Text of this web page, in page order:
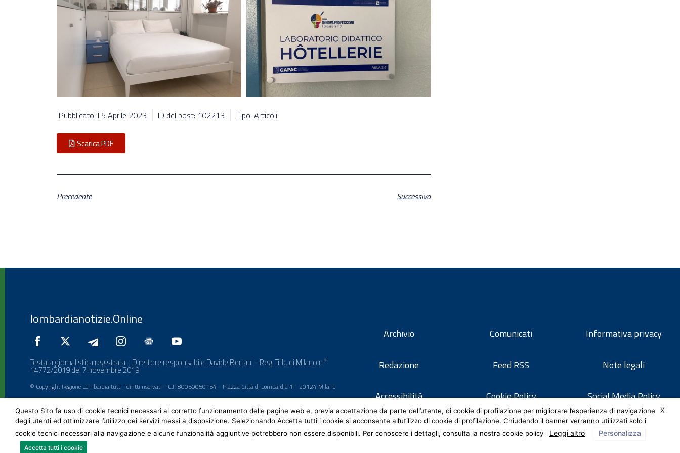
Pubblicato il 5 Aprile 2023 ID del post: 102213 Tipo: Articoli
Scarica PDF
Precedente Successivo
lombardianotizie.Online
Testata giornalistica registrata - Direttore responsabile Davide Bertani - Reg. Trib. di Milano n°
14772/2019 del 7 novembre 2019
© Copyright Regione Lombardia tutti i diritti riservati - C.F. 80050050154 - Piazza Città di Lombardia 1 - 20124 Milano
Archivio
Redazione
Accessibilità
Comunicati
Feed RSS
Cookie Policy
Informativa privacy
Note legali
Social Media Policy
X
Questo Sito fa uso di cookie tecnici necessari al corretto funzionamento delle pagine web e, previa accettazione da parte dell’utente, di cookie di profilazione per migliorare l’esperienza di navigazione
degli utenti ed ottimizzare l’utilizzo dei servizi messi a disposizione. Selezionando Accetta tutti i cookie si acconsente all’utilizzo di cookie di profilazione. Chiudendo il banner verranno utilizzati solo i
cookie tecnici necessari alla navigazione e alcune funzionalità aggiuntive potrebbero non essere disponibili. Per conoscere i dettagli, consulta la nostra cookie policy
Leggi altro Personalizza
Accetta tutti i cookie